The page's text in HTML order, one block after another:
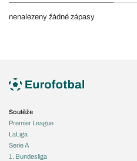
nenalezeny žádné zápasy
Soutěže
Premier League
LaLiga
Serie A
1. Bundesliga